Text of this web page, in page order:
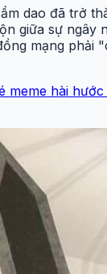
dao đã trở
giữa sự ngây
mạng phải
meme hài